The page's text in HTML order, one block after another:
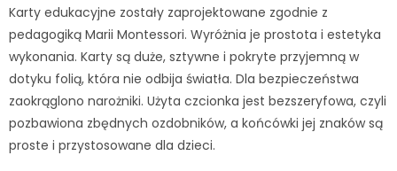
Karty edukacyjne zostały zaprojektowane zgodnie z
pedagogiką Marii Montessori. Wyróżnia je prostota i estetyka
wykonania. Karty są duże, sztywne i pokryte przyjemną w
dotyku folią, która nie odbija światła. Dla bezpieczeństwa
zaokrąglono narożniki. Użyta czcionka jest bezszeryfowa, czyli
pozbawiona zbędnych ozdobników, a końcówki jej znaków są
proste i przystosowane dla dzieci.